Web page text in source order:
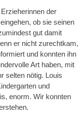
der
ob sie seinen
gut damit
er nicht zurechtkam,
und konnten ihn
Art haben, mit
selten nötig. Louis
und
enorm. Wir konnten